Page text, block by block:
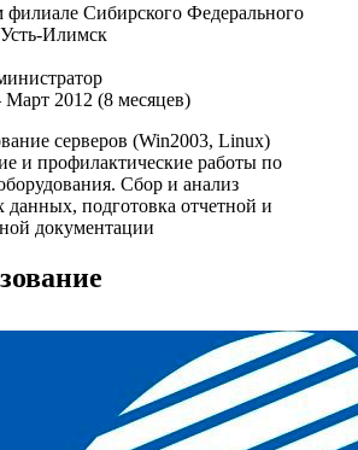
Сибирского Федерального
Илимск
2012 (8 месяцев)
серверов (Win2003, Linux)
и профилактические работы по
Cбор и анализ
данных, подготовка отчетной и
документации